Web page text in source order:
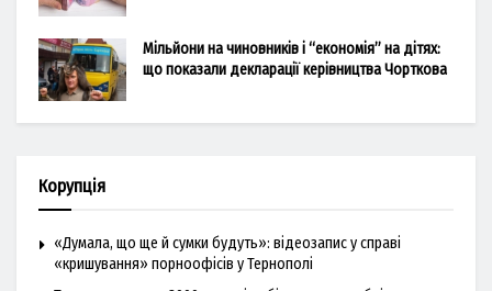
Мільйони на чиновників і “економія” на дітях:
що показали декларації керівництва Чорткова
Корупція
«Думала, що ще й сумки будуть»: відеозапис у справі
«кришування» порноофісів у Тернополі